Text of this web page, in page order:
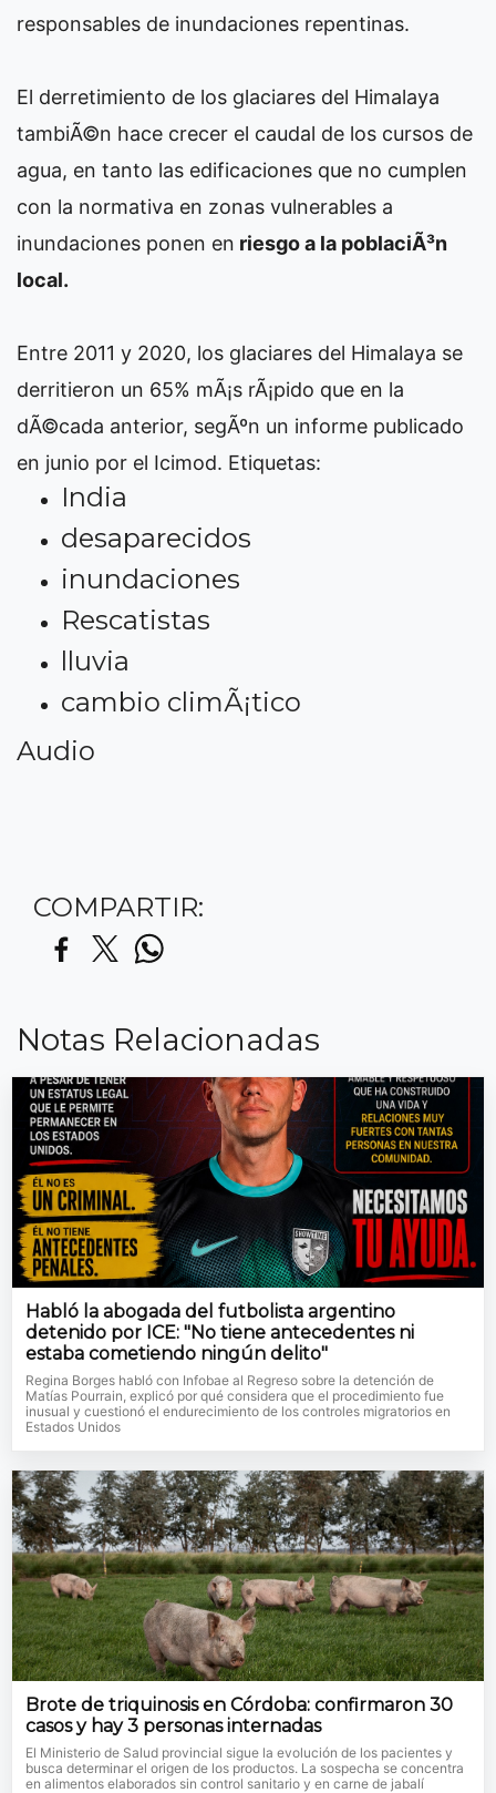
responsables de inundaciones repentinas.
El derretimiento de los glaciares del Himalaya
tambiÃ©n hace crecer el caudal de los cursos de
agua, en tanto las edificaciones que no cumplen
con la normativa en zonas vulnerables a
inundaciones ponen en riesgo a la poblaciÃ³n
local.
Entre 2011 y 2020, los glaciares del Himalaya se
derritieron un 65% mÃ¡s rÃ¡pido que en la
dÃ©cada anterior, segÃºn un informe publicado
en junio por el Icimod. Etiquetas:
India
desaparecidos
inundaciones
Rescatistas
lluvia
cambio climÃ¡tico
Audio
COMPARTIR:
Notas Relacionadas
Habló la abogada del futbolista argentino
detenido por ICE: "No tiene antecedentes ni
estaba cometiendo ningún delito"
Regina Borges habló con Infobae al Regreso sobre la detención de
Matías Pourrain, explicó por qué considera que el procedimiento fue
inusual y cuestionó el endurecimiento de los controles migratorios en
Estados Unidos
Brote de triquinosis en Córdoba: confirmaron 30
casos y hay 3 personas internadas
El Ministerio de Salud provincial sigue la evolución de los pacientes y
busca determinar el origen de los productos. La sospecha se concentra
en alimentos elaborados sin control sanitario y en carne de jabalí